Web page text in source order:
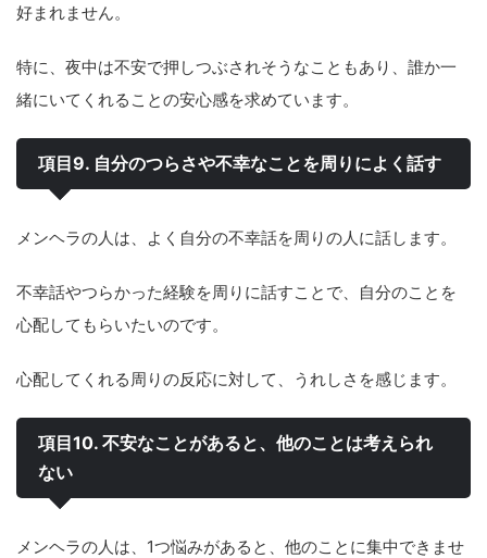
好まれません。
特に、夜中は不安で押しつぶされそうなこともあり、誰か一
緒にいてくれることの安心感を求めています。
項目9. 自分のつらさや不幸なことを周りによく話す
メンヘラの人は、よく自分の不幸話を周りの人に話します。
不幸話やつらかった経験を周りに話すことで、自分のことを
心配してもらいたいのです。
心配してくれる周りの反応に対して、うれしさを感じます。
項目10. 不安なことがあると、他のことは考えられ
ない
メンヘラの人は、1つ悩みがあると、他のことに集中できませ